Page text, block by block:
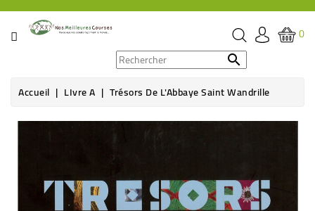
CATÉGORIE
ÉPICERIE
BOISSON
0

Accueil LIvre A
Trésors De L'Abbaye Saint Wandrille